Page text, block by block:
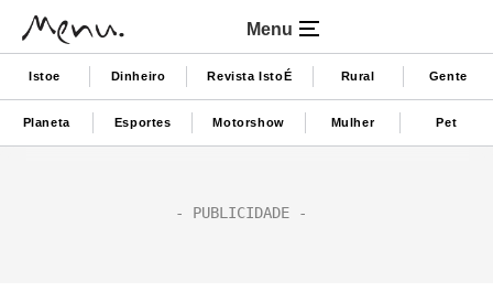
Menu
Istoe Dinheiro Revista IstoÉ Rural Gente
Planeta Esportes Motorshow Mulher Pet